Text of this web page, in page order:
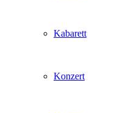
Kabarett
Konzert